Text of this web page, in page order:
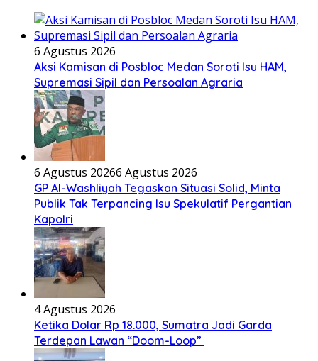
6 Agustus 2026
Aksi Kamisan di Posbloc Medan Soroti Isu HAM,
Supremasi Sipil dan Persoalan Agraria
6 Agustus 20266 Agustus 2026
GP Al-Washliyah Tegaskan Situasi Solid, Minta
Publik Tak Terpancing Isu Spekulatif Pergantian
Kapolri
4 Agustus 2026
Ketika Dolar Rp 18.000, Sumatra Jadi Garda
Terdepan Lawan “Doom-Loop”